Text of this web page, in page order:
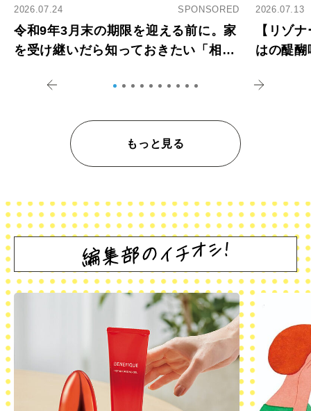
2026.07.24 SPONSORED
令和9年3月末の期限を迎える前に。家
を受け継いだら知っておきたい「相続
2026.07.13
【リゾ
はの醍
もっと見る